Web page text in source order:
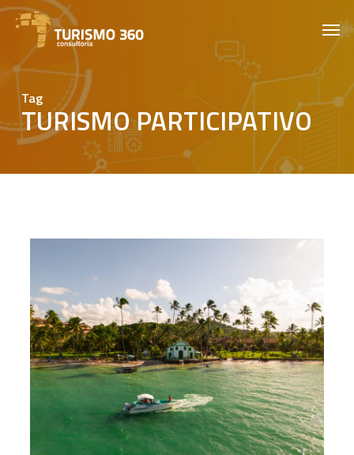
Skip
main
content
Tag
TURISMO PARTICIPATIVO